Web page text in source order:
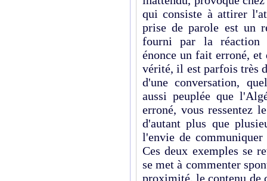
qui consiste à attirer
prise de parole est un
fourni par la réaction
énonce un fait erroné,
vérité, il est parfois très
d'une conversation,
aussi peuplée que
erroné, vous ressentez
d'autant plus que
l'envie de
Ces deux exemples se
se met à commenter
proximité, le contenu de